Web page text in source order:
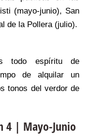
(mayo-junio), San
de la Pollera (julio).
todo espíritu de
de alquilar un
tonos del verdor de
4 | Mayo-Junio